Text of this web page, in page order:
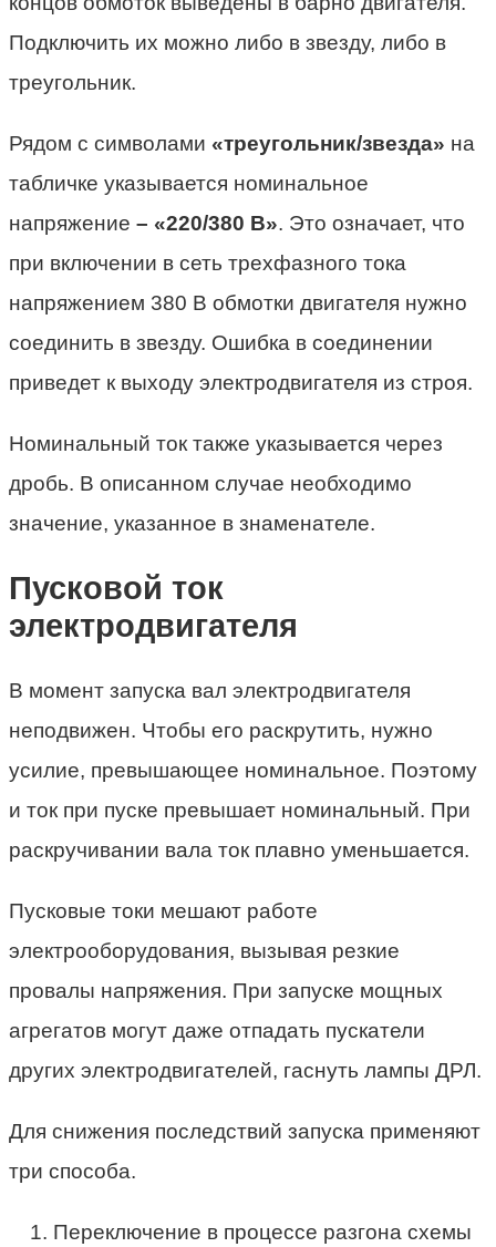
Подключить их можно либо в звезду, либо в
треугольник.
Рядом с символами «треугольник/звезда» на
табличке указывается номинальное
напряжение – «220/380 В». Это означает, что
при включении в сеть трехфазного тока
напряжением 380 В обмотки двигателя нужно
соединить в звезду. Ошибка в соединении
приведет к выходу электродвигателя из строя.
Номинальный ток также указывается через
дробь. В описанном случае необходимо
значение, указанное в знаменателе.
Пусковой ток
электродвигателя
В момент запуска вал электродвигателя
неподвижен. Чтобы его раскрутить, нужно
усилие, превышающее номинальное. Поэтому
и ток при пуске превышает номинальный. При
раскручивании вала ток плавно уменьшается.
Пусковые токи мешают работе
электрооборудования, вызывая резкие
провалы напряжения. При запуске мощных
агрегатов могут даже отпадать пускатели
других электродвигателей, гаснуть лампы ДРЛ.
Для снижения последствий запуска применяют
три способа.
Переключение в процессе разгона схемы